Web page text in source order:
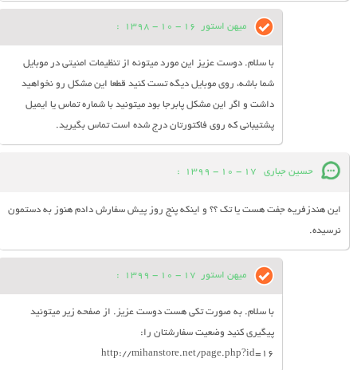
میهن استور 16 - 10 - 1398
:
با سلام. دوست عزیز این مورد میتونه از تنظیمات امنیتی در موبایل
شما باشه، روی موبایل دیگه تست کنید قطعا این مشکل رو نخواهید
داشت و اگر این مشکل پابرجا بود میتونید با شماره تماس یا ایمیل
پشتیبانی که روی فاکتورتان درج شده است تماس بگیرید.
حسین جباری 17 - 10 - 1399
:
این هندزفریه جفت هست یا تک ؟؟ و اینکه پنج روز پیش سفارش دادم هنوز به دستمون
نرسیده.
میهن استور 17 - 10 - 1399
:
با سلام. به صورت تکی هست دوست عزیز. از صفحه زیر میتونید
پیگیری کنید وضعیت سفارشتان را:
http://mihanstore.net/page.php?id=16